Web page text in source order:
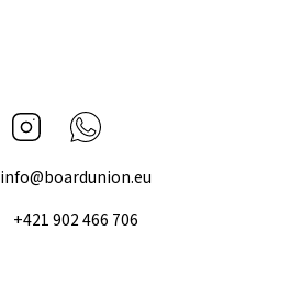
Instagram
info@boardunion.eu
+421 902 466 706